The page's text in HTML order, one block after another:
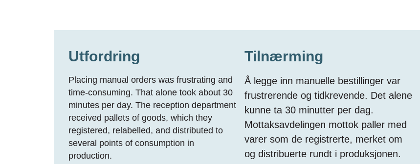
Utfordring
Placing manual orders was frustrating and
time-consuming. That alone took about 30
minutes per day. The reception department
received pallets of goods, which they
registered, relabelled, and distributed to
several points of consumption in
production.
Tilnærming
Å legge inn manuelle bestillinger var
frustrerende og tidkrevende. Det alene
kunne ta 30 minutter per dag.
Mottaksavdelingen mottok paller med
varer som de registrerte, merket om
og distribuerte rundt i produksjonen.